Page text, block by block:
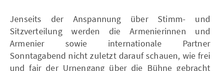
Jenseits der Anspannung über Stimm- und
Sitzverteilung werden die Armenierinnen und
Armenier sowie internationale Partner
Sonntagabend nicht zuletzt darauf schauen, wie frei
und fair der Urnengang über die Bühne gebracht